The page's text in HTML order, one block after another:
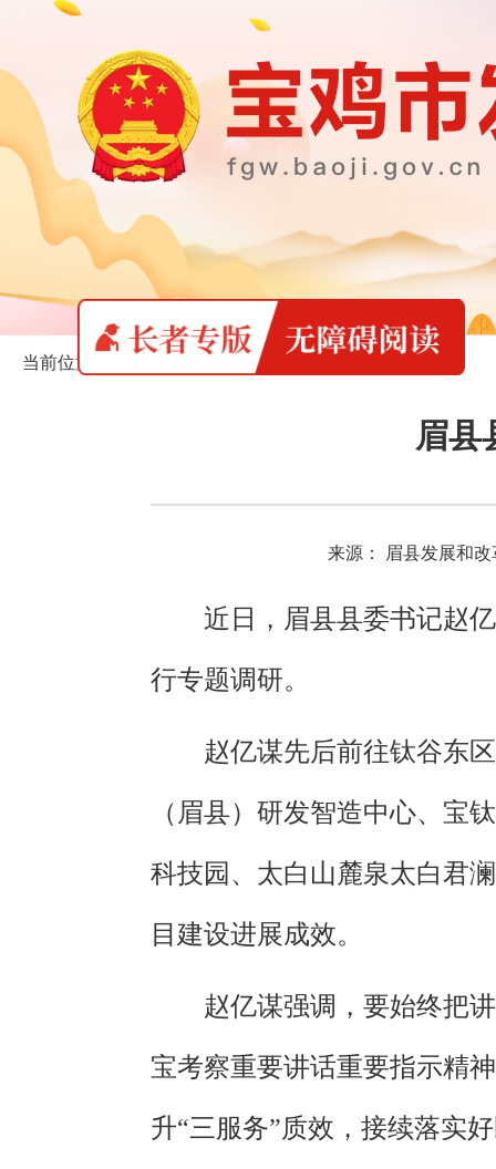
当前位置： 县区动态
眉县
来源： 眉县发展和改
近日，眉县县委书记赵
行专题调研。
赵亿谋先后前往钛谷东
（眉县）研发智造中心、宝
科技园、太白山麓泉太白君
目建设进展成效。
赵亿谋强调，要始终把
宝考察重要讲话重要指示精
升“三服务”质效，接续落实